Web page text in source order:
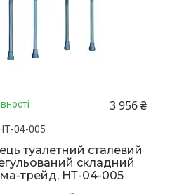
3 956 ₴
04-005
туалетний сталевий
складний
трейд, НТ-04-005